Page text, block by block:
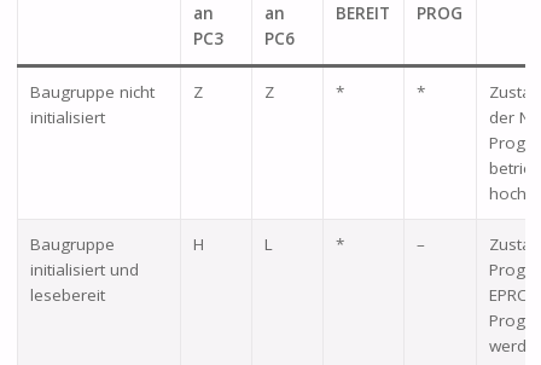
an
PC3
an
PC6
BEREIT
PROG
Baugruppe nicht
initialisiert
Z Z * *
der
Baugruppe
initialisiert und
lesebereit
H L * –
Prog.-